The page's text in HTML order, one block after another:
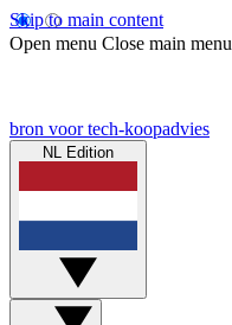
Skip to main content
Open menu Close main menu
bron voor tech-koopadvies
NL Edition